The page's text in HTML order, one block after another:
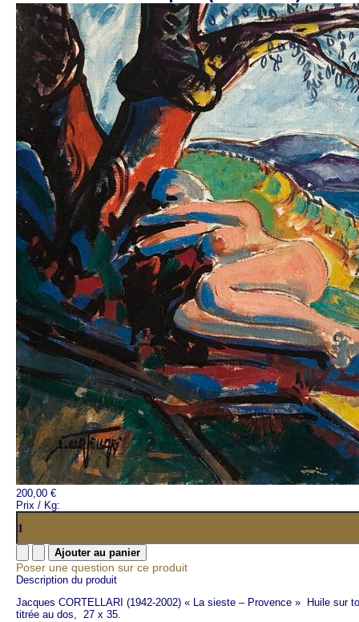
200,00 €
Prix / Kg:
Poser une question sur ce produit
Description du produit
Jacques CORTELLARI (1942-2002) « La sieste – Provence » Huile sur
titrée au dos, 27 x 35.